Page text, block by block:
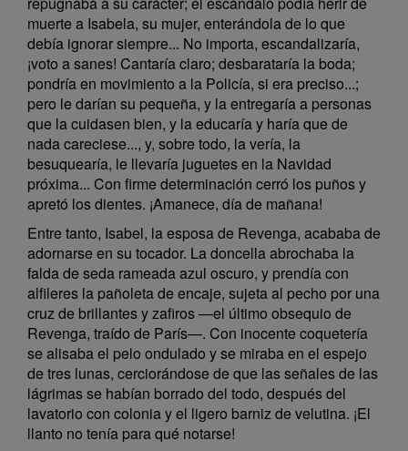
muerte a Isabela, su mujer, enterándola de lo que
debía ignorar siempre... No importa, escandalizaría,
¡voto a sanes! Cantaría claro; desbarataría la boda;
pondría en movimiento a la Policía, si era preciso...;
pero le darían su pequeña, y la entregaría a personas
que la cuidasen bien, y la educaría y haría que de
nada careciese..., y, sobre todo, la vería, la
besuquearía, le llevaría juguetes en la Navidad
próxima... Con firme determinación cerró los puños y
apretó los dientes. ¡Amanece, día de mañana!
Entre tanto, Isabel, la esposa de Revenga, acababa de
adornarse en su tocador. La doncella abrochaba la
falda de seda rameada azul oscuro, y prendía con
alfileres la pañoleta de encaje, sujeta al pecho por una
cruz de brillantes y zafiros —el último obsequio de
Revenga, traído de París—. Con inocente coquetería
se alisaba el pelo ondulado y se miraba en el espejo
de tres lunas, cerciorándose de que las señales de las
lágrimas se habían borrado del todo, después del
lavatorio con colonia y el ligero barniz de velutina. ¡El
llanto no tenía para qué notarse!